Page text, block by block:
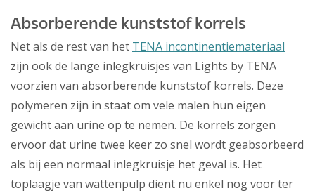
Absorberende kunststof korrels
Net als de rest van het TENA incontinentiemateriaal
zijn ook de lange inlegkruisjes van Lights by TENA
voorzien van absorberende kunststof korrels. Deze
polymeren zijn in staat om vele malen hun eigen
gewicht aan urine op te nemen. De korrels zorgen
ervoor dat urine twee keer zo snel wordt geabsorbeerd
als bij een normaal inlegkruisje het geval is. Het
toplaagje van wattenpulp dient nu enkel nog voor ter